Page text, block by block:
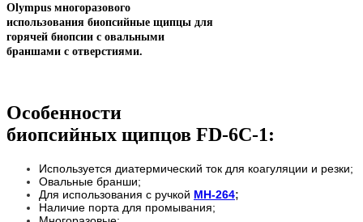
Olympus многоразового
использования биопсийные щипцы для
горячей биопсии с овальными
браншами с отверстиями.
Особенности
биопсийных щипцов FD-6C-1:
Используется диатермический ток для коагуляции и резки;
Овальные бранши;
Для использования с ручкой MH-264;
Наличие порта для промывания;